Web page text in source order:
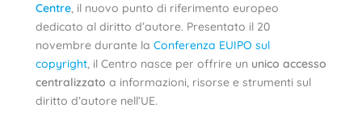
Centre, il nuovo punto di riferimento europeo
dedicato al diritto d’autore. Presentato il 20
novembre durante la Conferenza EUIPO sul
copyright, il Centro nasce per offrire un unico accesso
centralizzato a informazioni, risorse e strumenti sul
diritto d’autore nell’UE.